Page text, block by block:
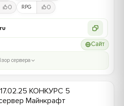
0 RPG 0
Сайт
сервера
КОНКУРС 5
Майнкрафт